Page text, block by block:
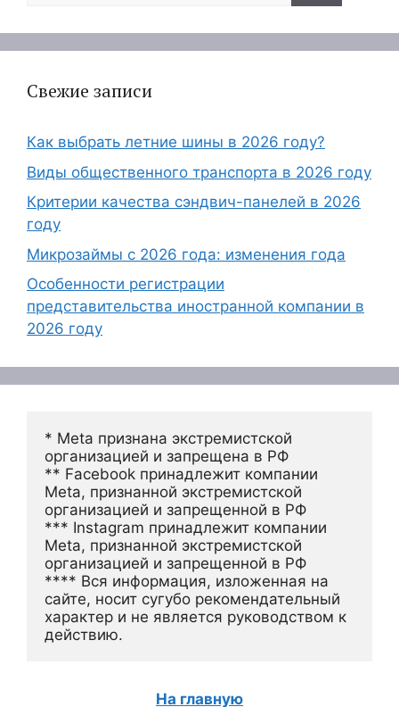
Свежие записи
Как выбрать летние шины в 2026 году?
Виды общественного транспорта в 2026 году
Критерии качества сэндвич-панелей в 2026
году
Микрозаймы с 2026 года: изменения года
Особенности регистрации
представительства иностранной компании в
2026 году
* Meta признана экстремистской
организацией и запрещена в РФ
** Facebook принадлежит компании
Meta, признанной экстремистской
организацией и запрещенной в РФ
*** Instagram принадлежит компании
Meta, признанной экстремистской
организацией и запрещенной в РФ
**** Вся информация, изложенная на
сайте, носит сугубо рекомендательный
характер и не является руководством к
действию.
На главную